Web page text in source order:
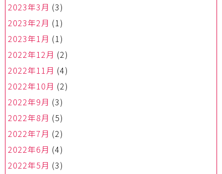
2023年3月 (3)
2023年2月 (1)
2023年1月 (1)
2022年12月 (2)
2022年11月 (4)
2022年10月 (2)
2022年9月 (3)
2022年8月 (5)
2022年7月 (2)
2022年6月 (4)
2022年5月 (3)